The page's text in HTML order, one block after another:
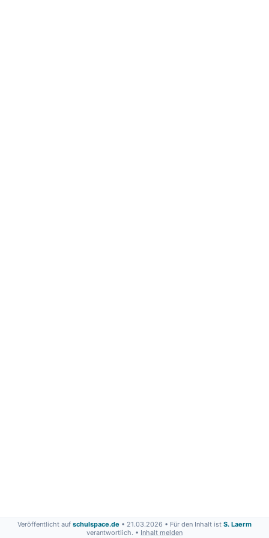
Veröffentlicht auf schulspace.de • 21.03.2026 • Für den Inhalt ist S. Laerm
verantwortlich. • Inhalt melden